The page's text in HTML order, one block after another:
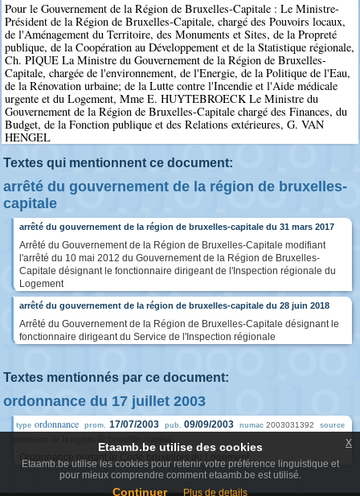
Pour le Gouvernement de la Région de Bruxelles-Capitale : Le Ministre-
Président de la Région de Bruxelles-Capitale, chargé des Pouvoirs locaux,
de l'Aménagement du Territoire, des Monuments et Sites, de la Propreté
publique, de la Coopération au Développement et de la Statistique régionale,
Ch. PIQUE La Ministre du Gouvernement de la Région de Bruxelles-
Capitale, chargée de l'environnement, de l'Energie, de la Politique de l'Eau,
de la Rénovation urbaine; de la Lutte contre l'Incendie et l'Aide médicale
urgente et du Logement, Mme E. HUYTEBROECK Le Ministre du
Gouvernement de la Région de Bruxelles-Capitale chargé des Finances, du
Budget, de la Fonction publique et des Relations extérieures, G. VAN
HENGEL
Textes qui mentionnent ce document:
arrêté du gouvernement de la région de bruxelles-
capitale
arrêté du gouvernement de la région de bruxelles-capitale du 31 mars 2017
Arrêté du Gouvernement de la Région de Bruxelles-Capitale modifiant
l'arrêté du 10 mai 2012 du Gouvernement de la Région de Bruxelles-
Capitale désignant le fonctionnaire dirigeant de l'Inspection régionale du
Logement
arrêté du gouvernement de la région de bruxelles-capitale du 28 juin 2018
Arrêté du Gouvernement de la Région de Bruxelles-Capitale désignant le
fonctionnaire dirigeant du Service de l'Inspection régionale
Textes mentionnés par ce document:
ordonnance du 17 juillet 2003
type ordonnance prom. 17/07/2003 pub. 09/09/2003 numac 2003031392 source
Ordonnance portant le Code bruxellois du Logement
Etaamb.be utilise des cookies
Etaamb.be utilise les cookies pour retenir votre préférence linguistique et
pour mieux comprendre comment etaamb.be est utilisé.
Continuer Plus de details
x